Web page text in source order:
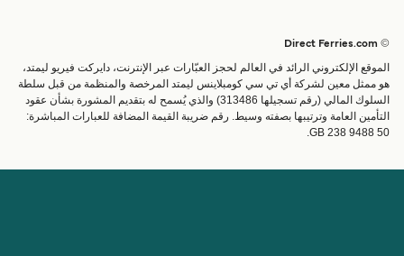
البلدان
خدمات الزبائن
الباحث عن الرحلات والموانئ
تذاكر العبّارة
العبارات
شحن
عبارة صغيرة
القطار والعبارة
الموقع الإلكتروني الرائد في العالم لحجز العبّارات عبر الإنترنت، دايركت فيريو ليمتد،
هو ممثل معين لشركة أي تي سي كومبلاينس ليمتد المرخصة والمنظمة من قبل سلطة
السلوك المالي (رقم تسجيلها 313486) والذي يُسمح له بتقديم المشورة بشأن عقود
التأمين العامة وترتيبها بصفته وسيط. رقم ضريبة القيمة المضافة للعبارات المباشرة:
GB 238 9488 50.